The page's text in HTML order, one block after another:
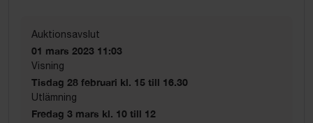
Auktionsavslut
01 mars 2023 11:03
Visning
Tisdag 28 februari kl. 15 till 16.30
Utlämning
Fredag 3 mars kl. 10 till 12